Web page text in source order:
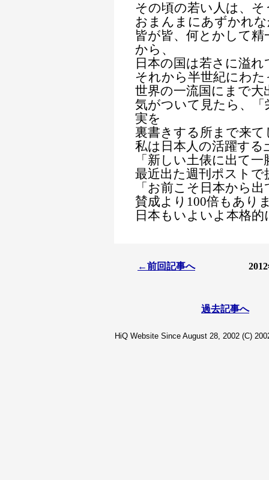
その頃の若い人は、
おまんまにあずかれ
皆が皆、何とかして
から、
日本の国は若さに溢
それから半世紀にわ
世界の一流国にまで
気がついて見たら、
実を
裏書きする所まで来
私は日本人の活躍す
「新しい土俵に出て
最近出た週刊ポストで
「お前こそ日本から
賛成より100倍もあり
日本もいよいよ本格
←前回記事へ
過去記事へ
HiQ Website Since August 28, 2002 (C)